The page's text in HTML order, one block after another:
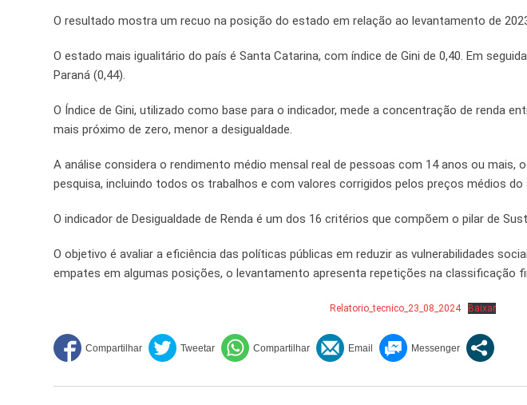
O resultado mostra um recuo na posição do estado em relação ao levantamento de
O estado mais igualitário do país é Santa Catarina, com índice de Gini de 0,40. Em
Paraná (0,44).
O Índice de Gini, utilizado como base para o indicador, mede a concentração de renda
mais próximo de zero, menor a desigualdade.
A análise considera o rendimento médio mensal real de pessoas com 14 anos ou mais,
pesquisa, incluindo todos os trabalhos e com valores corrigidos pelos preços médios do
O indicador de Desigualdade de Renda é um dos 16 critérios que compõem o pilar de
O objetivo é avaliar a eficiência das políticas públicas em reduzir as vulnerabilidades
empates em algumas posições, o levantamento apresenta repetições na classificação
Relatorio_tecnico_23_08_2024 Baixar